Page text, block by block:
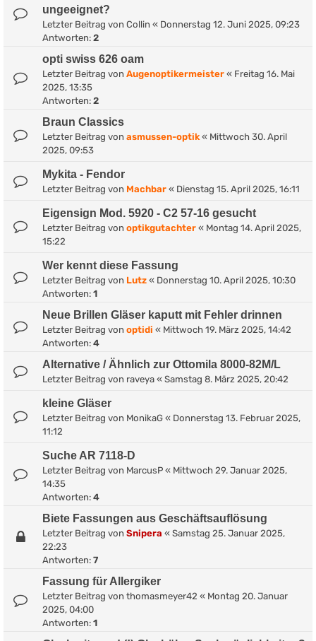
ungeeignet?
Letzter Beitrag von Collin « Donnerstag 12. Juni 2025, 09:23
Antworten: 2
opti swiss 626 oam
Letzter Beitrag von Augenoptikermeister « Freitag 16. Mai
2025, 13:35
Antworten: 2
Braun Classics
Letzter Beitrag von asmussen-optik « Mittwoch 30. April
2025, 09:53
Mykita - Fendor
Letzter Beitrag von Machbar « Dienstag 15. April 2025, 16:11
Eigensign Mod. 5920 - C2 57-16 gesucht
Letzter Beitrag von optikgutachter « Montag 14. April 2025,
15:22
Wer kennt diese Fassung
Letzter Beitrag von Lutz « Donnerstag 10. April 2025, 10:30
Antworten: 1
Neue Brillen Gläser kaputt mit Fehler drinnen
Letzter Beitrag von optidi « Mittwoch 19. März 2025, 14:42
Antworten: 4
Alternative / Ähnlich zur Ottomila 8000-82M/L
Letzter Beitrag von raveya « Samstag 8. März 2025, 20:42
kleine Gläser
Letzter Beitrag von MonikaG « Donnerstag 13. Februar 2025,
11:12
Suche AR 7118-D
Letzter Beitrag von MarcusP « Mittwoch 29. Januar 2025,
14:35
Antworten: 4
Biete Fassungen aus Geschäftsauflösung
Letzter Beitrag von Snipera « Samstag 25. Januar 2025,
22:23
Antworten: 7
Fassung für Allergiker
Letzter Beitrag von thomasmeyer42 « Montag 20. Januar
2025, 04:00
Antworten: 1